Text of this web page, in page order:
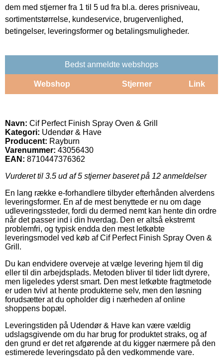
dem med stjerner fra 1 til 5 ud fra bl.a. deres prisniveau,
sortimentstørrelse, kundeservice, brugervenlighed,
betingelser, leveringsformer og betalingsmuligheder.
Bedst anmeldte webshops
Webshop Stjerner Link
Navn: Cif Perfect Finish Spray Oven & Grill
Kategori: Udendør & Have
Producent: Rayburn
Varenummer: 43056430
EAN: 8710447376362
Vurderet til 3.5 ud af 5 stjerner baseret på 12 anmeldelser
En lang række e-forhandlere tilbyder efterhånden alverdens
leveringsformer. En af de mest benyttede er nu om dage
udleveringssteder, fordi du dermed nemt kan hente din ordre
når det passer ind i din hverdag. Den er altså ekstremt
problemfri, og typisk endda den mest letkøbte
leveringsmodel ved køb af Cif Perfect Finish Spray Oven &
Grill.
Du kan endvidere overveje at vælge levering hjem til dig
eller til din arbejdsplads. Metoden bliver til tider lidt dyrere,
men ligeledes yderst smart. Den mest letkøbte fragtmetode
er uden tvivl at hente produkterne selv, men den løsning
forudsætter at du opholder dig i nærheden af online
shoppens bopæl.
Leveringstiden på Udendør & Have kan være vældig
udslagsgivende om du har brug for produktet straks, og af
den grund er det ret afgørende at du kigger nærmere på den
estimerede leveringsdato på den vedkommende vare.